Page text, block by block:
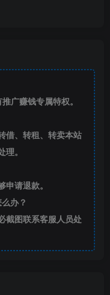
广赚钱专属特权。
借、转租、转卖本站
。
请退款。
办？
截图联系客服人员处